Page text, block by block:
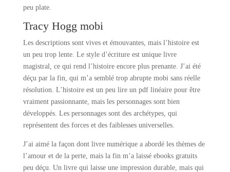
peu plate.
Tracy Hogg mobi
Les descriptions sont vives et émouvantes, mais l’histoire est
un peu trop lente. Le style d’écriture est unique livre
magistral, ce qui rend l’histoire encore plus prenante. J’ai été
déçu par la fin, qui m’a semblé trop abrupte mobi sans réelle
résolution. L’histoire est un peu lire un pdf linéaire pour être
vraiment passionnante, mais les personnages sont bien
développés. Les personnages sont des archétypes, qui
représentent des forces et des faiblesses universelles.
J’ai aimé la façon dont livre numérique a abordé les thèmes de
l’amour et de la perte, mais la fin m’a laissé ebooks gratuits
peu déçu. Un livre qui laisse une impression durable, mais qui